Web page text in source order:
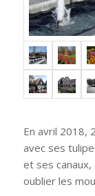
En avril 2018,
avec ses
et ses
oublier les